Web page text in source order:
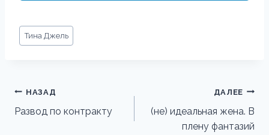
Метки
записи:
Тина Джель
Навигация
по
НАЗАД
Развод по контракту
ДАЛЕЕ
(не) идеальная жена. В
плену фантазий